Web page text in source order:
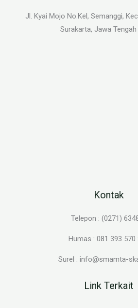
Jl. Kyai Mojo No.Kel, Semanggi,
Surakarta, Jawa Tengah
Kontak
Telepon : (0271)
Humas : 081 393 570
Surel : info@smamta-
Link Terkait